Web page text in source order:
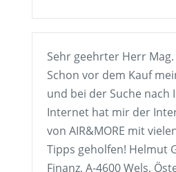
Sehr geehrter Herr Mag.
Schon vor dem Kauf
und bei der Suche nach
Internet hat mir der
von AIR&MORE mit
Tipps geholfen! Helmut
Finanz, A-4600 Wels,